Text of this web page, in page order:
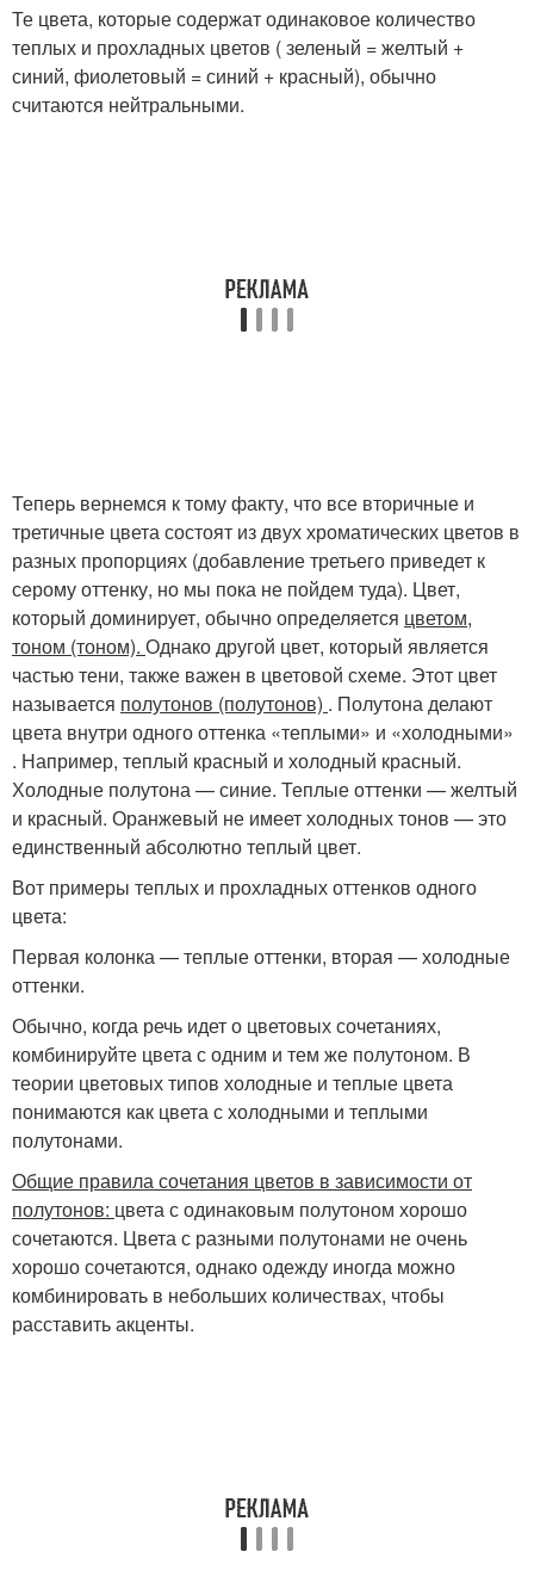
Те цвета, которые содержат одинаковое количество
теплых и прохладных цветов ( зеленый = желтый +
синий, фиолетовый = синий + красный), обычно
считаются нейтральными.
Теперь вернемся к тому факту, что все вторичные и
третичные цвета состоят из двух хроматических цветов в
разных пропорциях (добавление третьего приведет к
серому оттенку, но мы пока не пойдем туда). Цвет,
который доминирует, обычно определяется цветом,
тоном (тоном). Однако другой цвет, который является
частью тени, также важен в цветовой схеме. Этот цвет
называется полутонов (полутонов) . Полутона делают
цвета внутри одного оттенка «теплыми» и «холодными»
. Например, теплый красный и холодный красный.
Холодные полутона — синие. Теплые оттенки — желтый
и красный. Оранжевый не имеет холодных тонов — это
единственный абсолютно теплый цвет.
Вот примеры теплых и прохладных оттенков одного
цвета:
Первая колонка — теплые оттенки, вторая — холодные
оттенки.
Обычно, когда речь идет о цветовых сочетаниях,
комбинируйте цвета с одним и тем же полутоном. В
теории цветовых типов холодные и теплые цвета
понимаются как цвета с холодными и теплыми
полутонами.
Общие правила сочетания цветов в зависимости от
полутонов: цвета с одинаковым полутоном хорошо
сочетаются. Цвета с разными полутонами не очень
хорошо сочетаются, однако одежду иногда можно
комбинировать в небольших количествах, чтобы
расставить акценты.